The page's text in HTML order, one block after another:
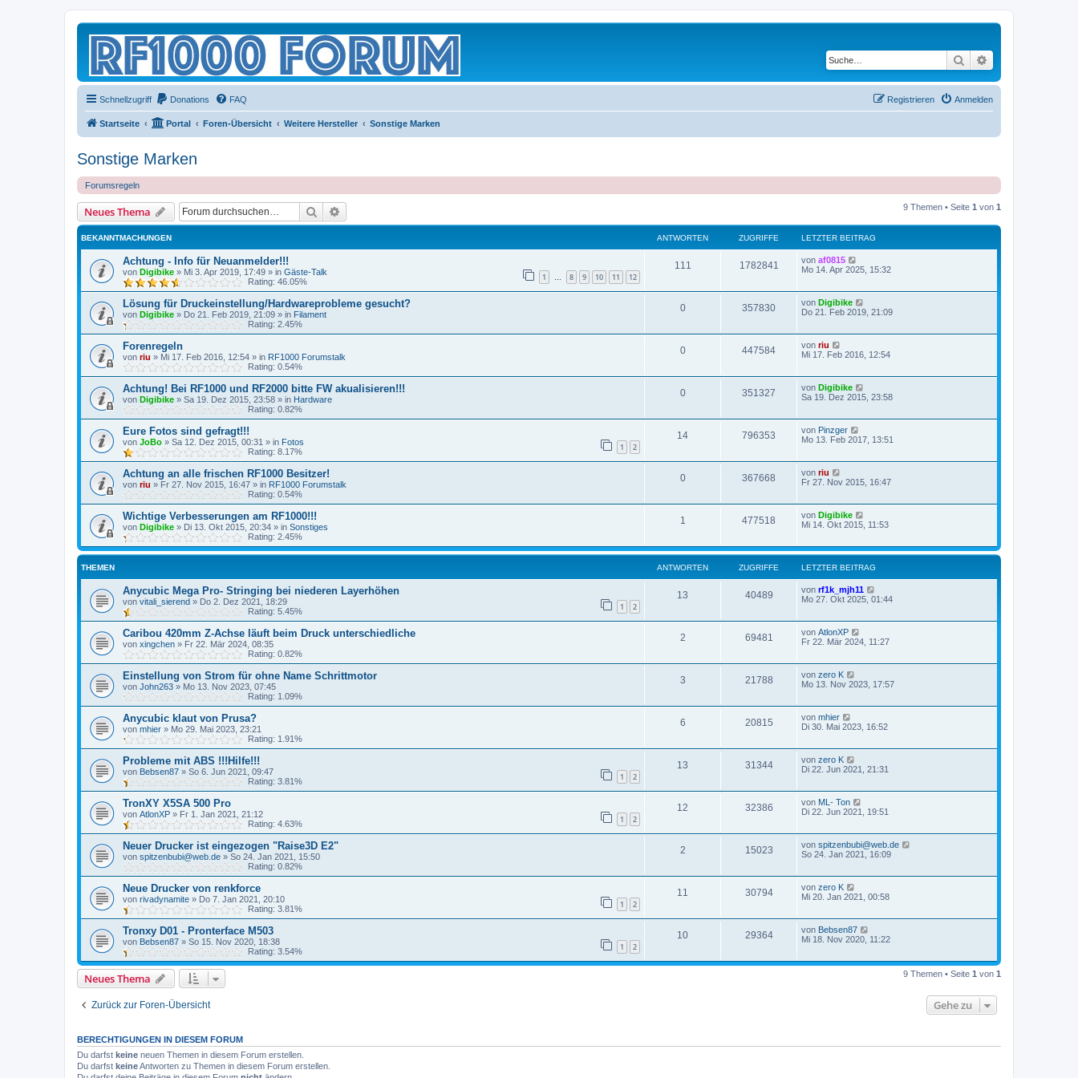
Suche
Schnellzugriff Donations FAQ Anmelden
Registrieren
Startseite Portal Foren-Übersicht Weitere Hersteller Sonstige Marken
Sonstige Marken
Forumsregeln
Neues Thema Suche 9 Themen • Seite 1 von 1
BEKANNTMACHUNGEN ANTWORTEN ZUGRIFFE LETZTER BEITRAG
Achtung - Info für Neuanmelder!!!
von Digibike » Mi 3. Apr 2019, 17:49 » in Gäste-Talk 1 … 8 9 10 11 12
Rating: 46.05%
111 1782841 von af0815
Mo 14. Apr 2025, 15:32
Lösung für Druckeinstellung/Hardwareprobleme gesucht?
von Digibike » Do 21. Feb 2019, 21:09 » in Filament
Rating: 2.45%
0 357830 von Digibike
Do 21. Feb 2019, 21:09
Forenregeln
von riu » Mi 17. Feb 2016, 12:54 » in RF1000 Forumstalk
Rating: 0.54%
0 447584 von riu
Mi 17. Feb 2016, 12:54
Achtung! Bei RF1000 und RF2000 bitte FW akualisieren!!!
von Digibike » Sa 19. Dez 2015, 23:58 » in Hardware
Rating: 0.82%
0 351327 von Digibike
Sa 19. Dez 2015, 23:58
Eure Fotos sind gefragt!!!
von JoBo » Sa 12. Dez 2015, 00:31 » in Fotos 1 2
Rating: 8.17%
14 796353 von Pinzger
Mo 13. Feb 2017, 13:51
Achtung an alle frischen RF1000 Besitzer!
von riu » Fr 27. Nov 2015, 16:47 » in RF1000 Forumstalk
Rating: 0.54%
0 367668 von riu
Fr 27. Nov 2015, 16:47
Wichtige Verbesserungen am RF1000!!!
von Digibike » Di 13. Okt 2015, 20:34 » in Sonstiges
Rating: 2.45%
1 477518 von Digibike
Mi 14. Okt 2015, 11:53
THEMEN ANTWORTEN ZUGRIFFE LETZTER BEITRAG
Anycubic Mega Pro- Stringing bei niederen Layerhöhen
von vitali_sierend » Do 2. Dez 2021, 18:29 1 2
Rating: 5.45%
13 40489 von rf1k_mjh11
Mo 27. Okt 2025, 01:44
Caribou 420mm Z-Achse läuft beim Druck unterschiedliche
von xingchen » Fr 22. Mär 2024, 08:35
Rating: 0.82%
2 69481 von AtlonXP
Fr 22. Mär 2024, 11:27
Einstellung von Strom für ohne Name Schrittmotor
von John263 » Mo 13. Nov 2023, 07:45
Rating: 1.09%
3 21788 von zero K
Mo 13. Nov 2023, 17:57
Anycubic klaut von Prusa?
von mhier » Mo 29. Mai 2023, 23:21
Rating: 1.91%
6 20815 von mhier
Di 30. Mai 2023, 16:52
Probleme mit ABS !!!Hilfe!!!
von Bebsen87 » So 6. Jun 2021, 09:47 1 2
Rating: 3.81%
13 31344 von zero K
Di 22. Jun 2021, 21:31
TronXY X5SA 500 Pro
von AtlonXP » Fr 1. Jan 2021, 21:12 1 2
Rating: 4.63%
12 32386 von ML- Ton
Di 22. Jun 2021, 19:51
Neuer Drucker ist eingezogen "Raise3D E2"
von spitzenbubi@web.de » So 24. Jan 2021, 15:50
Rating: 0.82%
2 15023 von spitzenbubi@web.de
So 24. Jan 2021, 16:09
Neue Drucker von renkforce
von rivadynamite » Do 7. Jan 2021, 20:10 1 2
Rating: 3.81%
11 30794 von zero K
Mi 20. Jan 2021, 00:58
Tronxy D01 - Pronterface M503
von Bebsen87 » So 15. Nov 2020, 18:38 1 2
Rating: 3.54%
10 29364 von Bebsen87
Mi 18. Nov 2020, 11:22
Neues Thema 9 Themen • Seite 1 von 1
Zurück zur Foren-Übersicht Gehe zu
BERECHTIGUNGEN IN DIESEM FORUM
Du darfst keine neuen Themen in diesem Forum erstellen.
Du darfst keineAntworten zu Themen in diesem Forum erstellen.